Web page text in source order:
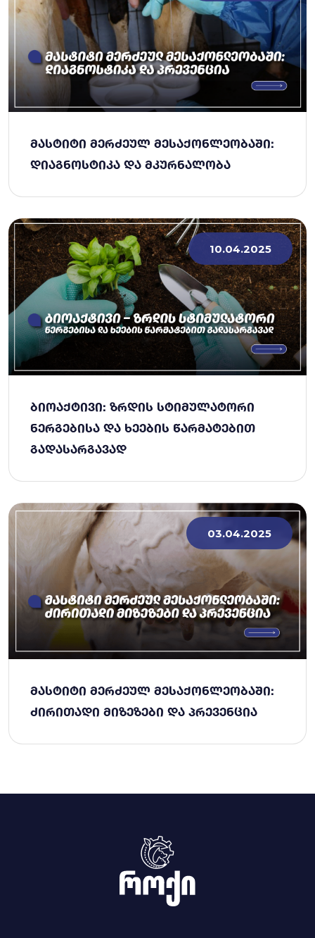
ᲛᲐᲡᲢᲘᲢᲘ ᲛᲔᲠᲫᲔᲣᲚ ᲛᲔᲡᲐᲥᲝᲜᲚᲔᲝᲑᲐᲨᲘ:
ᲓᲘᲐᲒᲜᲝᲡᲢᲘᲙᲐ ᲓᲐ ᲛᲙᲣᲠᲜᲐᲚᲝᲑᲐ
10.04.2025
ᲑᲘᲝᲐᲥᲢᲘᲕᲘ: ᲖᲠᲓᲘᲡ ᲡᲢᲘᲛᲣᲚᲐᲢᲝᲠᲘ
ᲜᲔᲠᲒᲔᲑᲘᲡᲐ ᲓᲐ ᲮᲔᲔᲑᲘᲡ ᲬᲐᲠᲛᲐᲢᲔᲑᲘᲗ
ᲒᲐᲓᲐᲡᲐᲠᲒᲐᲕᲐᲓ
03.04.2025
ᲛᲐᲡᲢᲘᲢᲘ ᲛᲔᲠᲫᲔᲣᲚ ᲛᲔᲡᲐᲥᲝᲜᲚᲔᲝᲑᲐᲨᲘ:
ᲫᲘᲠᲘᲗᲐᲓᲘ ᲛᲘᲖᲔᲖᲔᲑᲘ ᲓᲐ ᲞᲠᲔᲕᲔᲜᲪᲘᲐ